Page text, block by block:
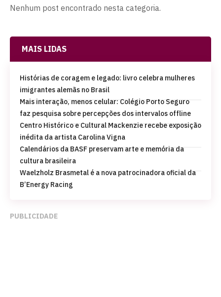
Nenhum post encontrado nesta categoria.
MAIS LIDAS
Histórias de coragem e legado: livro celebra mulheres
imigrantes alemãs no Brasil
Mais interação, menos celular: Colégio Porto Seguro
faz pesquisa sobre percepções dos intervalos offline
Centro Histórico e Cultural Mackenzie recebe exposição
inédita da artista Carolina Vigna
Calendários da BASF preservam arte e memória da
cultura brasileira
Waelzholz Brasmetal é a nova patrocinadora oficial da
B’Energy Racing
PUBLICIDADE